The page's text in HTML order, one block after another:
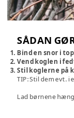
SÅDAN
Bind en snor i
Vend koglen i
Stil koglerne på
TIP: Stil dem evt.
Lad børnene